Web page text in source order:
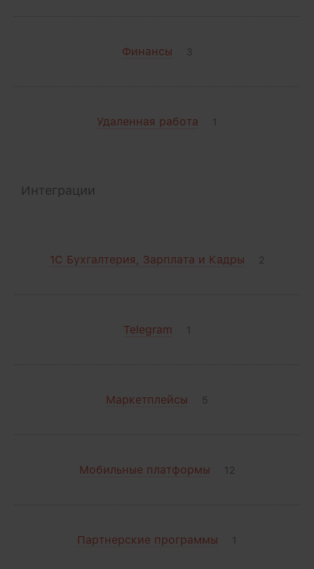
Финансы 3
Удаленная работа 1
Интеграции
1С Бухгалтерия, Зарплата и Кадры 2
Telegram 1
Маркетплейсы 5
Мобильные платформы 12
Партнерские программы 1